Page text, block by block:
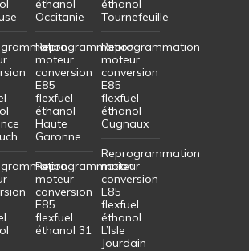
éthanol
Occitanie
Reprogrammation
moteur
conversion
E85
flexfuel
éthanol
Haute
Garonne
Reprogrammation
moteur
conversion
E85
flexfuel
éthanol 31
éthanol
Tournefeuille
Reprogrammation
moteur
conversion
E85
flexfuel
éthanol
Cugnaux
Reprogrammation
moteur
conversion
E85
flexfuel
éthanol
L’Isle
Jourdain